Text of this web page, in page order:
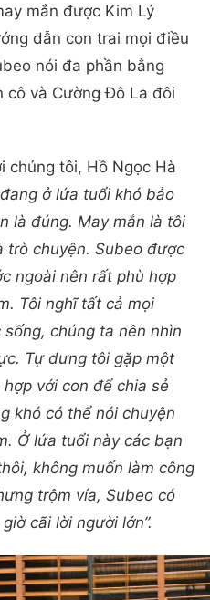
mắn được Kim Lý
dẫn con trai mọi điều
nói đa phần bằng
cô và Cường Đô La đôi
chúng tôi, Hồ Ngọc Hà
ở lứa tuổi khó bảo
là đúng. May mắn là tôi
trò chuyện. Subeo được
ngoài nên rất phù hợp
Tôi nghĩ tất cả mọi
chúng ta nên nhìn
Tự dưng tôi gặp một
với con để chia sẻ
khó có thể nói chuyện
Ở lứa tuổi này các bạn
không muốn làm công
trộm vía, Subeo có
cãi lời người lớn”.